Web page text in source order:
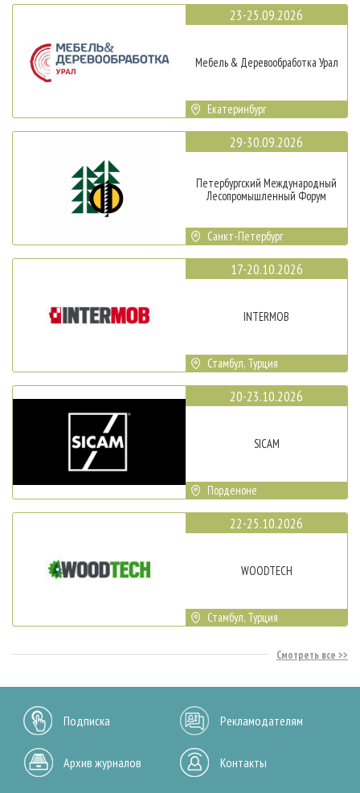
23-25.09.2026
Мебель & Деревообработка Урал
Екатеринбург
29-30.09.2026
Петербургский Международный
Лесопромышленный Форум
Санкт-Петербург
17-20.10.2026
INTERMOB
Стамбул, Турция
20-23.10.2026
SICAM
Порденоне
22-25.10.2026
WOODTECH
Стамбул, Турция
Смотреть все
Подписка Рекламодателям
Архив журналов Контакты